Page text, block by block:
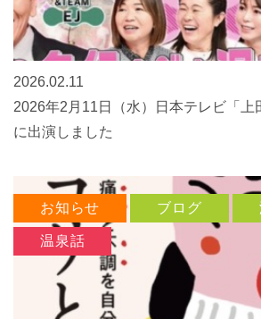
2026.02.11
2026年2月11日（水）日本テレビ「上
に出演しました
お知らせ ブログ
温泉話